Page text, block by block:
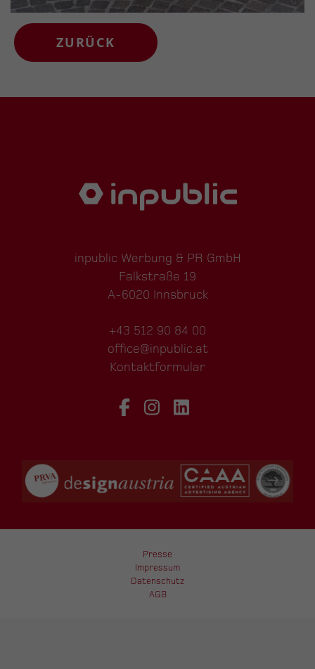
ZURÜCK
inpublic Werbung & PR GmbH
Falkstraße 19
A-6020 Innsbruck
+43 512 90 84 00
office@inpublic.at
Kontaktformular
Presse
Impressum
Datenschutz
AGB